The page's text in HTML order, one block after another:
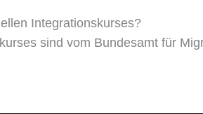
Integrationskurses?
sind vom Bundesamt für